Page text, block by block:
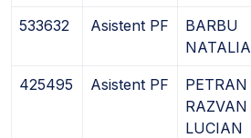
533632 Asistent PF
BARBU
NATALIA
425495 Asistent PF
PETRAN
RAZVAN
LUCIAN